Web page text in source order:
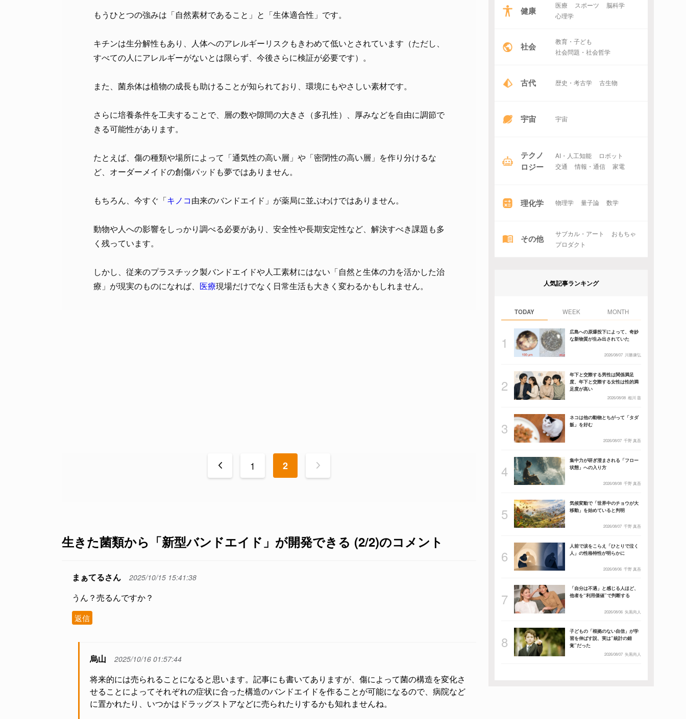
もうひとつの強みは「自然素材であること」と「生体適合性」です。
キチンは生分解性もあり、人体へのアレルギーリスクもきわめて低いとされています（ただし、
すべての人にアレルギーがないとは限らず、今後さらに検証が必要です）。
また、菌糸体は植物の成長も助けることが知られており、環境にもやさしい素材です。
さらに培養条件を工夫することで、層の数や隙間の大きさ（多孔性）、厚みなどを自由に調節で
きる可能性があります。
たとえば、傷の種類や場所によって「通気性の高い層」や「密閉性の高い層」を作り分けるな
ど、オーダーメイドの創傷パッドも夢ではありません。
もちろん、今すぐ「キノコ 由来のバンドエイド」が薬局に並ぶわけではありません。
動物や人への影響をしっかり調べる必要があり、安全性や長期安定性など、解決すべき課題も多
く残っています。
しかし、従来のプラスチック製バンドエイドや人工素材にはない「自然と生体の力を活かした治
療」が現実のものになれば、 医療現場だけでなく日常生活も大きく変わるかもしれません。
< 1 2 >
生きた菌類から「新型バンドエイド」が開発できる (2/2)のコメント
まぁてるさん 2025/10/15 15:41:38
うん？売るんですか？
返信
烏山 2025/10/16 01:57:44
将来的には売られることになると思います。記事にも書いてありますが、傷によって菌の構造を変化さ
せることによってそれぞれの症状に合った構造のバンドエイドを作ることが可能になるので、病院など
に置かれたり、いつかはドラッグストアなどに売られたりするかも知れませんね。
健康 医療 スポーツ
脳科学
心理学
社会
教育・子ども
社会問題・社会哲学
古代 歴史・考古学 古生物
宇宙 宇宙
テクノ
ロジー
AI・人工知能
ロボット
交通
情報・通信 家電
理化学 物理学 量子論 数学
その他 サブカル・アート
おもちゃ
プロダクト
人気記事ランキング
TODAY WEEK MONTH
広島への原爆投下によって、奇妙
な新物質が生み出されていた
2026/08/07 川勝康弘
年下と交際する男性は関係満足
度、年下と交際する女性は性的満
足度が高い
2026/08/08 相川 葵
ネコは他の動物とちがって「タダ
飯」を好む
2026/08/07 千野 真吾
集中力が研ぎ澄まされる「フロー
状態」への入り方
2026/08/08 千野 真吾
気候変動で「世界中のチョウが大
移動」を始めていると判明
2026/08/07 千野 真吾
人前で涙をこらえ「ひとりで泣く
人」の性格特性が明らかに
2026/08/06 千野 真吾
「自分は不遇」と感じる人ほど、
他者を“利用価値”で判断する
2026/08/06 矢黒尚人
子どもの「根拠のない自信」が学
習を伸ばす説、実は”統計の錯
覚”だった
2026/08/07 矢黒尚人